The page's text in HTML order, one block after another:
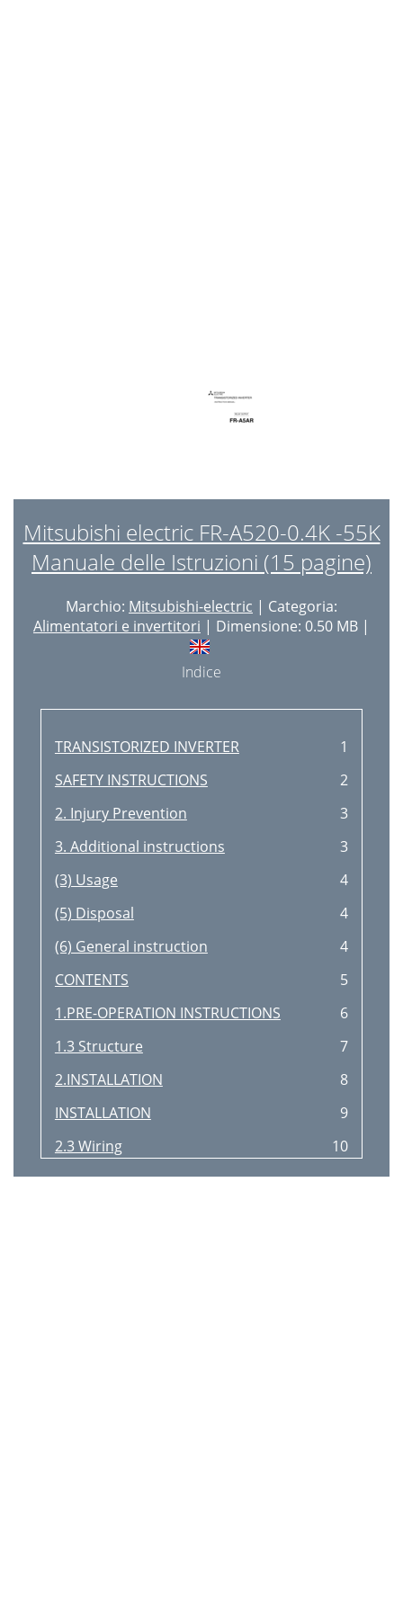
Mitsubishi electric FR-A520-0.4K -55K
Manuale delle Istruzioni (15 pagine)
Marchio: Mitsubishi-electric | Categoria:
Alimentatori e invertitori | Dimensione: 0.50 MB |
Indice
TRANSISTORIZED INVERTER
1
SAFETY INSTRUCTIONS
2
2. Injury Prevention
3
3. Additional instructions
3
(3) Usage
4
(5) Disposal
4
(6) General instruction
4
CONTENTS
5
1.PRE-OPERATION INSTRUCTIONS
6
1.3 Structure
7
2.INSTALLATION
8
INSTALLATION
9
2.3 Wiring
10
3.FUNCTIONS
11